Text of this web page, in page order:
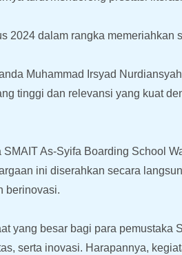
2024 dalam rangka
Muhammad Irsyad
tinggi dan relevansi yang kuat
As-Syifa Boarding School
ini diserahkan secara
berinovasi.
yang besar bagi para
serta inovasi. Harapannya,